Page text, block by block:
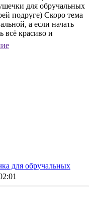
для обручальных
подруге) Скоро тема
а если начать
всё красиво и
для обручальных